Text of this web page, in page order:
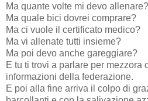
Ma quante volte mi devo allenare?
Ma quale bici dovrei comprare?
Ma ci vuole il certificato medico?
Ma vi allenate tutti insieme?
Ma poi devo anche gareggiare?
E tu ti trovi a parlare per mezzora
informazioni della federazione.
E poi alla fine arriva il colpo di